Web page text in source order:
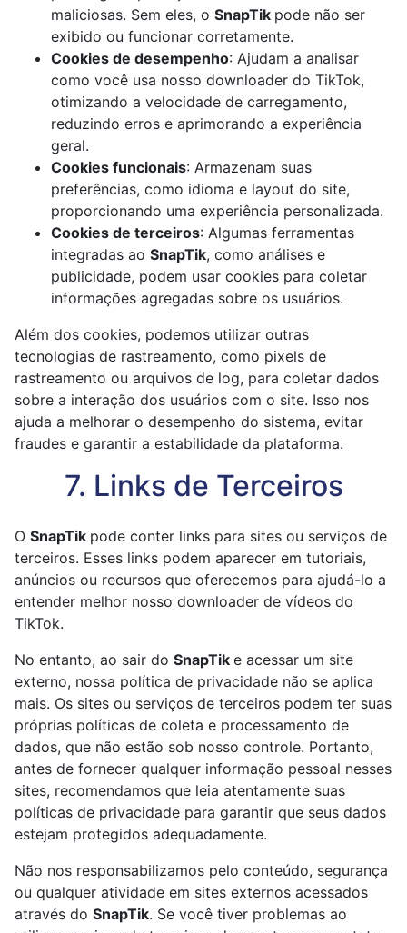
maliciosas. Sem eles, o SnapTik pode não ser
exibido ou funcionar corretamente.
Cookies de desempenho: Ajudam a analisar
como você usa nosso downloader do TikTok,
otimizando a velocidade de carregamento,
reduzindo erros e aprimorando a experiência
geral.
Cookies funcionais: Armazenam suas
preferências, como idioma e layout do site,
proporcionando uma experiência personalizada.
Cookies de terceiros: Algumas ferramentas
integradas ao SnapTik, como análises e
publicidade, podem usar cookies para coletar
informações agregadas sobre os usuários.
Além dos cookies, podemos utilizar outras
tecnologias de rastreamento, como pixels de
rastreamento ou arquivos de log, para coletar dados
sobre a interação dos usuários com o site. Isso nos
ajuda a melhorar o desempenho do sistema, evitar
fraudes e garantir a estabilidade da plataforma.
7. Links de Terceiros
O SnapTik pode conter links para sites ou serviços de
terceiros. Esses links podem aparecer em tutoriais,
anúncios ou recursos que oferecemos para ajudá-lo a
entender melhor nosso downloader de vídeos do
TikTok.
No entanto, ao sair do SnapTik e acessar um site
externo, nossa política de privacidade não se aplica
mais. Os sites ou serviços de terceiros podem ter suas
próprias políticas de coleta e processamento de
dados, que não estão sob nosso controle. Portanto,
antes de fornecer qualquer informação pessoal nesses
sites, recomendamos que leia atentamente suas
políticas de privacidade para garantir que seus dados
estejam protegidos adequadamente.
Não nos responsabilizamos pelo conteúdo, segurança
ou qualquer atividade em sites externos acessados
através do SnapTik. Se você tiver problemas ao